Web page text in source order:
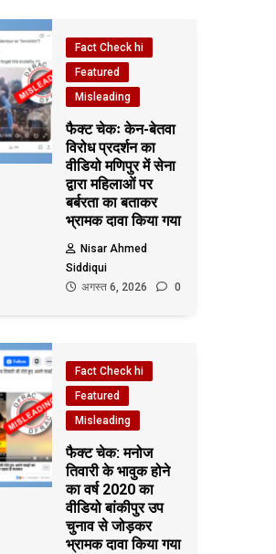
Fact Check hi
Featured
Misleading
फैक्ट चेकः केन-बेतवा
विरोध प्रदर्शन का
वीडियो मणिपुर में सेना
द्वारा महिलाओं पर
बर्बरता का बताकर
भ्रामक दावा किया गया
Nisar Ahmed
Siddiqui
अगस्त 6, 2026
0
Fact Check hi
Featured
Misleading
फैक्ट चेक: मनोज
तिवारी के भावुक होने
का वर्ष 2020 का
वीडियो बांकीपुर उप
चुनाव से जोड़कर
भ्रामक दावा किया गया